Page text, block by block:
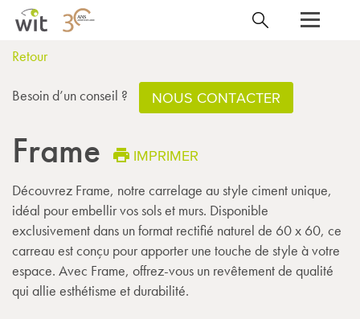
Retour
Besoin d’un conseil ? NOUS CONTACTER
Frame IMPRIMER
Découvrez Frame, notre carrelage au style ciment unique,
idéal pour embellir vos sols et murs. Disponible
exclusivement dans un format rectifié naturel de 60 x 60, ce
carreau est conçu pour apporter une touche de style à votre
espace. Avec Frame, offrez-vous un revêtement de qualité
qui allie esthétisme et durabilité.